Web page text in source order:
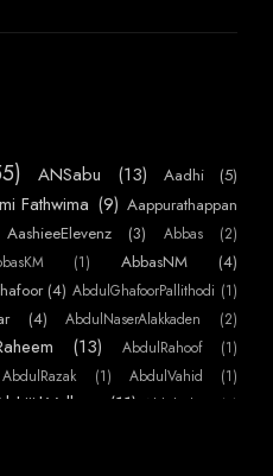
ANSabu (13) Aadhi
(5)
Fathwima (9) Aappurathappan
AashieeElevenz (3) Abbas (2)
(1) AbbasNM (4)
(4) AbdulGhafoorPallithodi (1)
(4) AbdulNaserAlakkaden (2)
(13) AbdulRahoof (1)
AbdulRazak (1) AbdulVahid (1)
AbhijithVelloor (11) AbhilashKP
(1)